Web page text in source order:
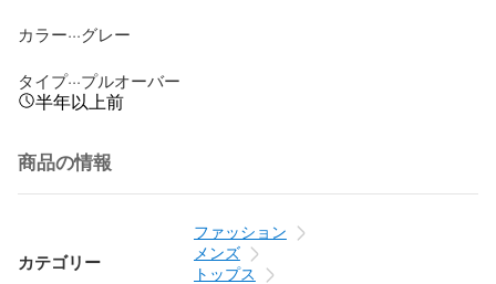
カラー···グレー
タイプ···プルオーバー
半年以上前
商品の情報
カテゴリー
ファッション
メンズ
トップス